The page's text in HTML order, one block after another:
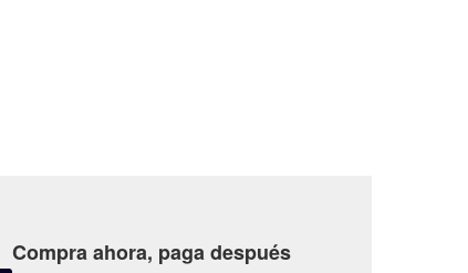
Compra ahora, paga después